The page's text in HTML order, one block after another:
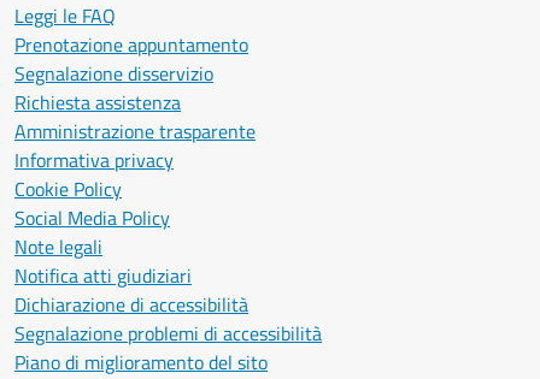
Leggi le FAQ
Prenotazione appuntamento
Segnalazione disservizio
Richiesta assistenza
Amministrazione trasparente
Informativa privacy
Cookie Policy
Social Media Policy
Note legali
Notifica atti giudiziari
Dichiarazione di accessibilità
Segnalazione problemi di accessibilità
Piano di miglioramento del sito